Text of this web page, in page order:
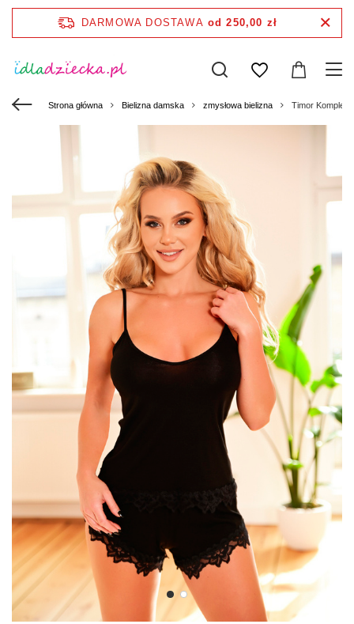
DARMOWA DOSTAWA od 250,00 zł
Strona główna Bielizna damska zmysłowa bielizna Timor Komplet